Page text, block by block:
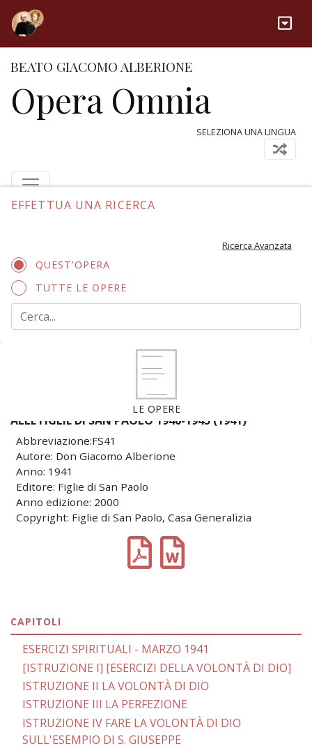
BEATO GIACOMO ALBERIONE
Opera Omnia
SELEZIONA UNA LINGUA
EFFETTUA UNA RICERCA
Ricerca Avanzata
QUEST'OPERA
TUTTE LE OPERE
LE OPERE
ALLE FIGLIE DI SAN PAOLO 1940-1945 (1941)
Abbreviazione:FS41
Autore: Don Giacomo Alberione
Anno: 1941
Editore: Figlie di San Paolo
Anno edizione: 2000
Copyright: Figlie di San Paolo, Casa Generalizia
CAPITOLI
ESERCIZI SPIRITUALI - MARZO 1941
[ISTRUZIONE I] [ESERCIZI DELLA VOLONTÀ DI DIO]
ISTRUZIONE II LA VOLONTÀ DI DIO
ISTRUZIONE III LA PERFEZIONE
ISTRUZIONE IV FARE LA VOLONTÀ DI DIO
SULL'ESEMPIO DI S. GIUSEPPE